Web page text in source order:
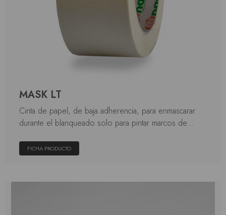
MASK LT
Cinta de papel, de baja adherencia, para enmascarar
durante el blanqueado solo para pintar marcos de...
FICHA PRODUCTO